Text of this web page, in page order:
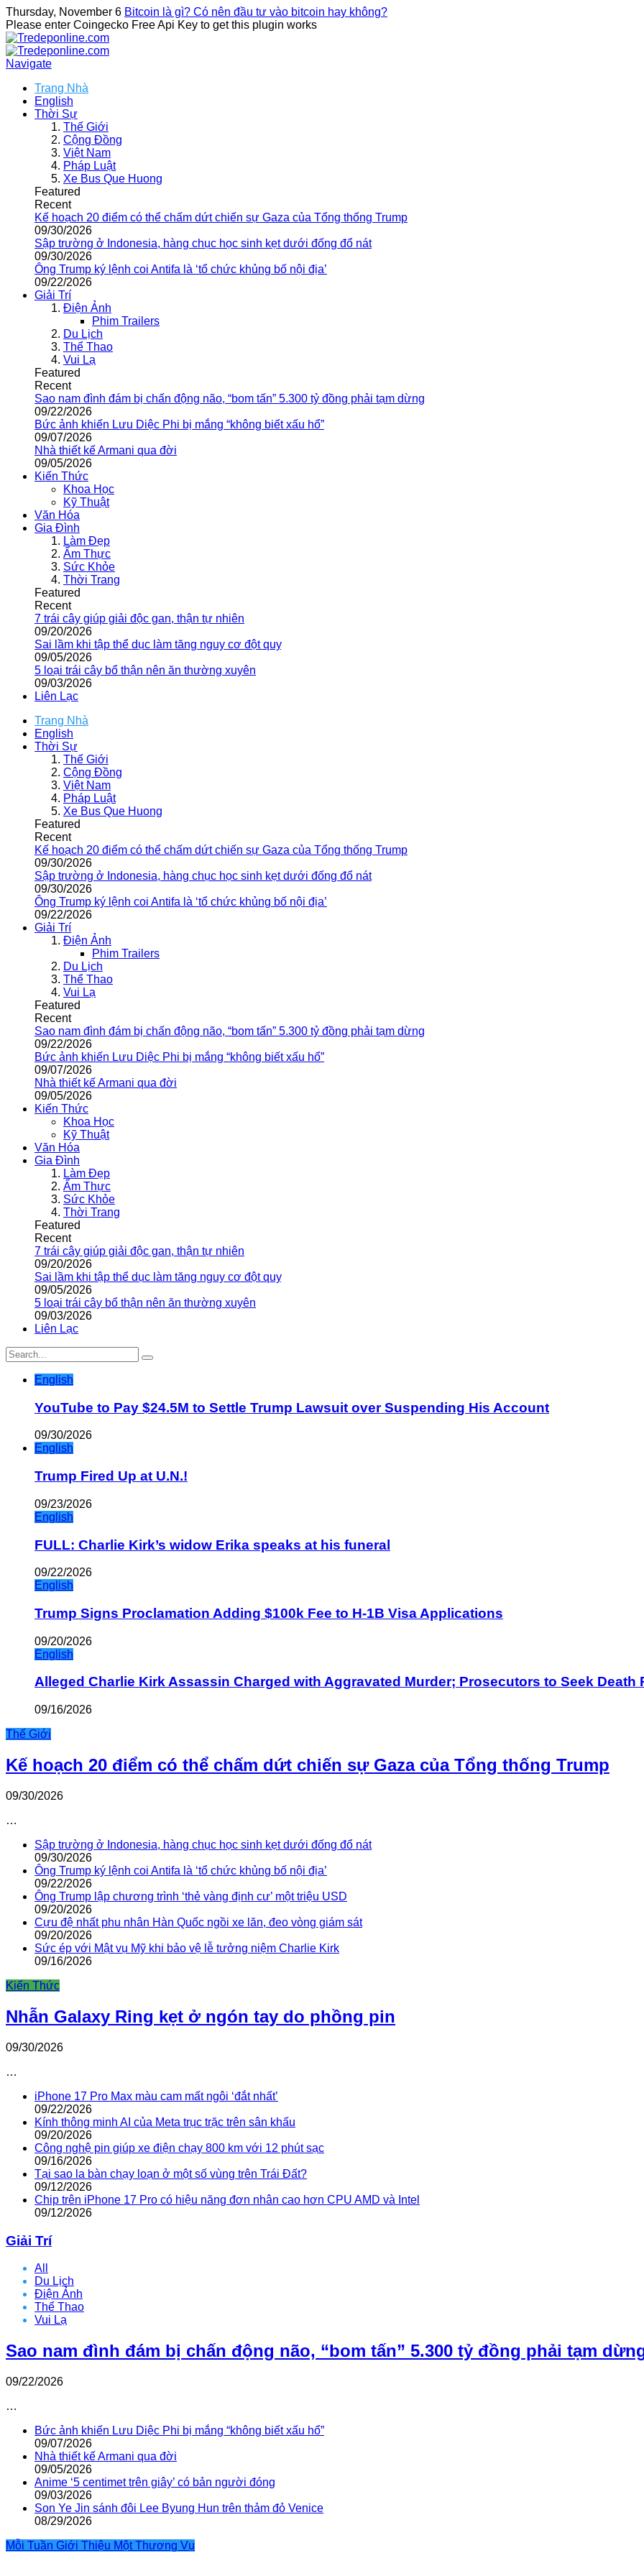
Thursday, November 6 Bitcoin là gì? Có nên đầu tư vào bitcoin hay không?
Please enter Coingecko Free Api Key to get this plugin works
Navigate
Trang Nhà
English
Thời Sự
Thế Giới
Cộng Đồng
Việt Nam
Pháp Luật
Xe Bus Que Huong
Featured
Recent
Kế hoạch 20 điểm có thể chấm dứt chiến sự Gaza của Tổng thống Trump
09/30/2026
Sập trường ở Indonesia, hàng chục học sinh kẹt dưới đống đổ nát
09/30/2026
Ông Trump ký lệnh coi Antifa là ‘tổ chức khủng bố nội địa’
09/22/2026
Giải Trí
Điện Ảnh
Phim Trailers
Du Lịch
Thể Thao
Vui Lạ
Featured
Recent
Sao nam đình đám bị chấn động não, “bom tấn” 5.300 tỷ đồng phải tạm dừng
09/22/2026
Bức ảnh khiến Lưu Diệc Phi bị mắng “không biết xấu hổ”
09/07/2026
Nhà thiết kế Armani qua đời
09/05/2026
Kiến Thức
Khoa Học
Kỹ Thuật
Văn Hóa
Gia Đình
Làm Đẹp
Ẩm Thực
Sức Khỏe
Thời Trang
Featured
Recent
7 trái cây giúp giải độc gan, thận tự nhiên
09/20/2026
Sai lầm khi tập thể dục làm tăng nguy cơ đột quỵ
09/05/2026
5 loại trái cây bổ thận nên ăn thường xuyên
09/03/2026
Liên Lạc
Trang Nhà
English
Thời Sự
Thế Giới
Cộng Đồng
Việt Nam
Pháp Luật
Xe Bus Que Huong
Featured
Recent
Kế hoạch 20 điểm có thể chấm dứt chiến sự Gaza của Tổng thống Trump
09/30/2026
Sập trường ở Indonesia, hàng chục học sinh kẹt dưới đống đổ nát
09/30/2026
Ông Trump ký lệnh coi Antifa là ‘tổ chức khủng bố nội địa’
09/22/2026
Giải Trí
Điện Ảnh
Phim Trailers
Du Lịch
Thể Thao
Vui Lạ
Featured
Recent
Sao nam đình đám bị chấn động não, “bom tấn” 5.300 tỷ đồng phải tạm dừng
09/22/2026
Bức ảnh khiến Lưu Diệc Phi bị mắng “không biết xấu hổ”
09/07/2026
Nhà thiết kế Armani qua đời
09/05/2026
Kiến Thức
Khoa Học
Kỹ Thuật
Văn Hóa
Gia Đình
Làm Đẹp
Ẩm Thực
Sức Khỏe
Thời Trang
Featured
Recent
7 trái cây giúp giải độc gan, thận tự nhiên
09/20/2026
Sai lầm khi tập thể dục làm tăng nguy cơ đột quỵ
09/05/2026
5 loại trái cây bổ thận nên ăn thường xuyên
09/03/2026
Liên Lạc
English
YouTube to Pay $24.5M to Settle Trump Lawsuit over Suspending His Account
09/30/2026
English
Trump Fired Up at U.N.!
09/23/2026
English
FULL: Charlie Kirk’s widow Erika speaks at his funeral
09/22/2026
English
Trump Signs Proclamation Adding $100k Fee to H-1B Visa Applications
09/20/2026
English
Alleged Charlie Kirk Assassin Charged with Aggravated Murder; Prosecutors to Seek Death
09/16/2026
Thế Giới
Kế hoạch 20 điểm có thể chấm dứt chiến sự Gaza của Tổng thống Trump
09/30/2026
…
Sập trường ở Indonesia, hàng chục học sinh kẹt dưới đống đổ nát
09/30/2026
Ông Trump ký lệnh coi Antifa là ‘tổ chức khủng bố nội địa’
09/22/2026
Ông Trump lập chương trình ‘thẻ vàng định cư’ một triệu USD
09/20/2026
Cựu đệ nhất phu nhân Hàn Quốc ngồi xe lăn, đeo vòng giám sát
09/20/2026
Sức ép với Mật vụ Mỹ khi bảo vệ lễ tưởng niệm Charlie Kirk
09/16/2026
Kiến Thức
Nhẫn Galaxy Ring kẹt ở ngón tay do phồng pin
09/30/2026
…
iPhone 17 Pro Max màu cam mất ngôi ‘đắt nhất’
09/22/2026
Kính thông minh AI của Meta trục trặc trên sân khấu
09/20/2026
Công nghệ pin giúp xe điện chạy 800 km với 12 phút sạc
09/16/2026
Tại sao la bàn chạy loạn ở một số vùng trên Trái Đất?
09/12/2026
Chip trên iPhone 17 Pro có hiệu năng đơn nhân cao hơn CPU AMD và Intel
09/12/2026
Giải Trí
All
Du Lịch
Điện Ảnh
Thể Thao
Vui Lạ
Sao nam đình đám bị chấn động não, “bom tấn” 5.300 tỷ đồng phải tạm
09/22/2026
…
Bức ảnh khiến Lưu Diệc Phi bị mắng “không biết xấu hổ”
09/07/2026
Nhà thiết kế Armani qua đời
09/05/2026
Anime ‘5 centimet trên giây’ có bản người đóng
09/03/2026
Son Ye Jin sánh đôi Lee Byung Hun trên thảm đỏ Venice
08/29/2026
Mỗi Tuần Giới Thiệu Một Thương Vụ